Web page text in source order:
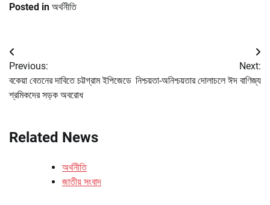
Posted in অর্থনীতি
Post
navigation
Previous:
বকেয়া বেতনের দাবিতে চট্টগ্রাম ইপিজেডে
শ্রমিকদের সড়ক অবরোধ
Next:
নিশ্চয়তা-অনিশ্চয়তার দোলাচলে ঈদ বাণিজ্য
Related News
অর্থনীতি
জাতীয় সংবাদ